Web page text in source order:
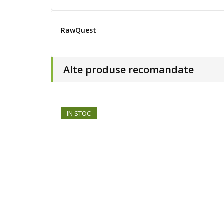
RawQuest
Alte produse recomandate
IN STOC